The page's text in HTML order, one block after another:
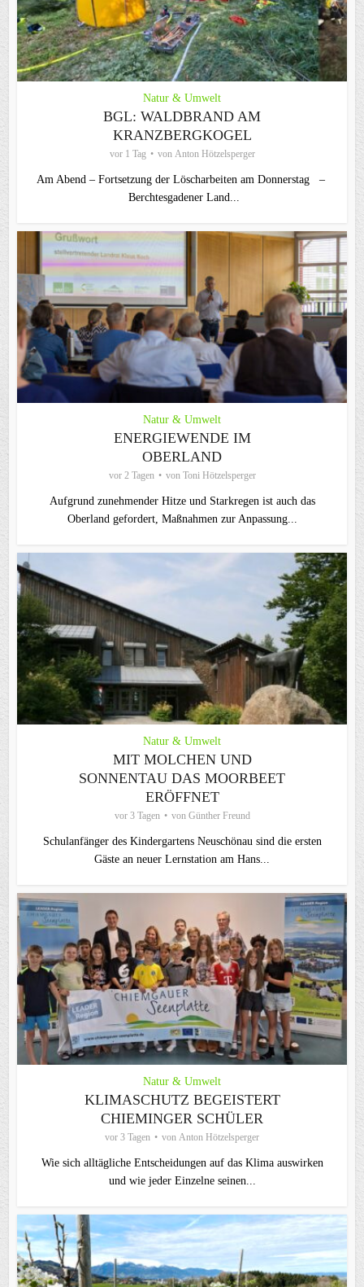
Natur & Umwelt
BGL: WALDBRAND AM
KRANZBERGKOGEL
vor 1 Tag von Anton Hötzelsperger
Am Abend – Fortsetzung der Löscharbeiten am Donnerstag –
Berchtesgadener Land...
Natur & Umwelt
ENERGIEWENDE IM
OBERLAND
vor 2 Tagen von Toni Hötzelsperger
Aufgrund zunehmender Hitze und Starkregen ist auch das
Oberland gefordert, Maßnahmen zur Anpassung...
Natur & Umwelt
MIT MOLCHEN UND
SONNENTAU DAS MOORBEET
ERÖFFNET
vor 3 Tagen von Günther Freund
Schulanfänger des Kindergartens Neuschönau sind die ersten
Gäste an neuer Lernstation am Hans...
Natur & Umwelt
KLIMASCHUTZ BEGEISTERT
CHIEMINGER SCHÜLER
vor 3 Tagen von Anton Hötzelsperger
Wie sich alltägliche Entscheidungen auf das Klima auswirken
und wie jeder Einzelne seinen...